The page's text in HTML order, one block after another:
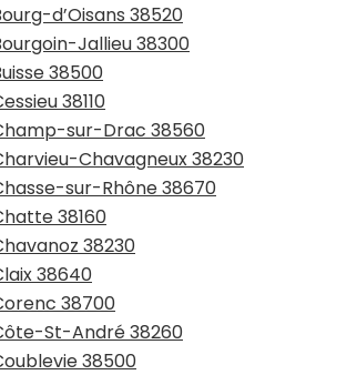
d’Oisans 38520
Jallieu 38300
38500
38110
sur-Drac 38560
Chavagneux 38230
sur-Rhône 38670
38160
38230
38640
38700
St-André 38260
38500